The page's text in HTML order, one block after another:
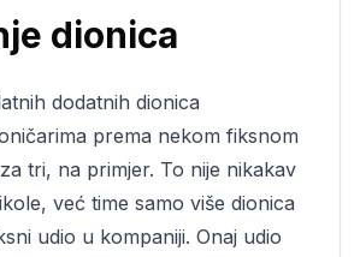
dionica
dodatnih dionica
prema nekom fiksnom
tri, na primjer. To nije nikakav
već time samo više dionica
udio u kompaniji. Onaj udio